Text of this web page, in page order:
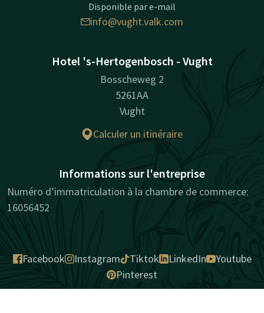
Disponible par e-mail
info@vught.valk.com
Hotel 's-Hertogenbosch - Vught
Bosscheweg 2
5261AA
Vught
Calculer un itinéraire
Informations sur l'entreprise
Numéro d’immatriculation à la chambre de commerce:
16056452
Facebook Instagram Tiktok LinkedIn
Youtube
Pinterest